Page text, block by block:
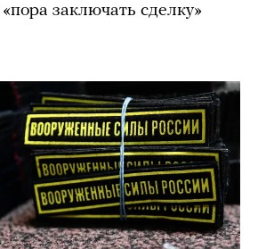
заключать сделку»